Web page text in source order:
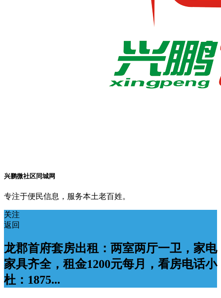
兴鹏微社区同城网
专注于便民信息，服务本土老百姓。
关注
返回
龙郡首府套房出租：两室两厅一卫，家电
家具齐全，租金1200元每月，看房电话小
杜：1875...